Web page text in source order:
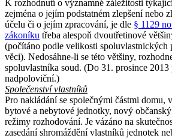
K rozhodnutí o významné záležitosti
zejména o jejím podstatném zlepšení nebo
účelu či o jejím zpracování, je dle § 1129
zákoníku třeba alespoň dvoutřetinové
(počítáno podle velikosti spoluvlastnických
věci). Nedosáhne-li se této většiny,
spoluvlastníka soud. (Do 31. prosince 2013
nadpoloviční.)
Společenství vlastníků
Pro nakládání se společnými částmi domu,
bytové a nebytové jednotky, nový
režimy rozhodování. Je vázáno na
zasedání shromáždění vlastníků jednotek